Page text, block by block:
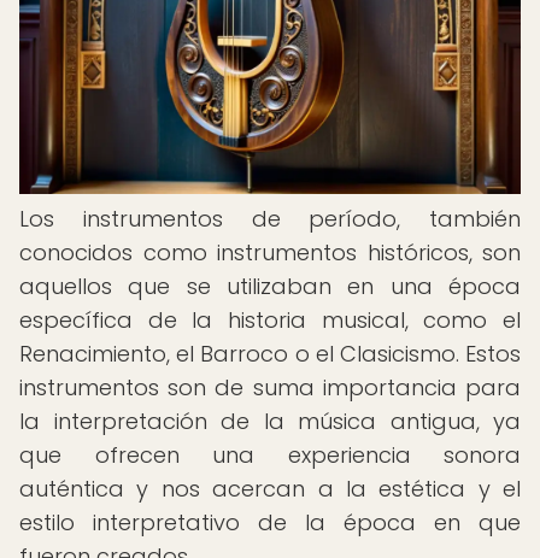
Los instrumentos de período, también
conocidos como instrumentos históricos, son
aquellos que se utilizaban en una época
específica de la historia musical, como el
Renacimiento, el Barroco o el Clasicismo. Estos
instrumentos son de suma importancia para
la interpretación de la música antigua, ya
que ofrecen una experiencia sonora
auténtica y nos acercan a la estética y el
estilo interpretativo de la época en que